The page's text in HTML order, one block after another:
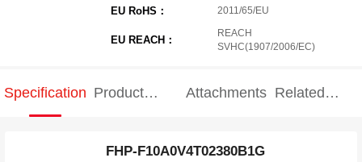
EU RoHS： 2011/65/EU
EU REACH：
REACH
SVHC(1907/2006/EC)
Specification Product
Attachments Related
FHP-F10A0V4T02380B1G